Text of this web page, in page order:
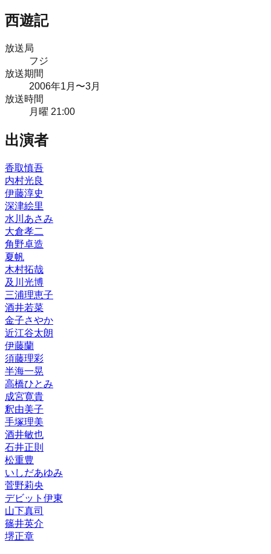
西遊記
放送局
フジ
放送期間
2006年1月 〜3月
放送時間
月曜 21:00
出演者
香取慎吾
内村光良
伊藤淳史
深津絵里
水川あさみ
大倉孝二
角野卓造
夏帆
木村拓哉
及川光博
三浦理恵子
酒井若菜
金子さやか
近江谷太朗
伊藤蘭
須藤理彩
半海一晃
高橋ひとみ
成宮寛貴
釈由美子
手塚理美
酒井敏也
石井正則
松重豊
いしだあゆみ
菅野莉央
デビット伊東
山下真司
篠井英介
堺正章